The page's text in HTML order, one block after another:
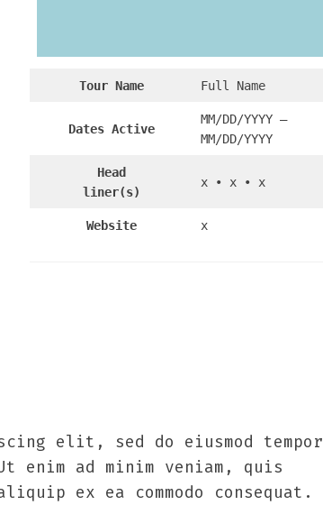
Tour Name Full Name
Dates Active
MM/DD/YYYY –
MM/DD/YYYY
Head
liner(s)
x • x • x
Website x
elit, sed do eiusmod tempor
ad minim veniam, quis
ex ea commodo consequat.